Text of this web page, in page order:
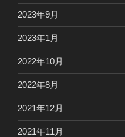
2023年9月
2023年1月
2022年10月
2022年8月
2021年12月
2021年11月